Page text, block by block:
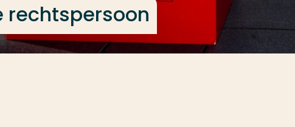
rechtspersoon